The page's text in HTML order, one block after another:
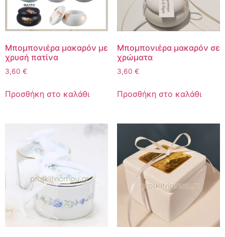
Μπομπονιέρα μακαρόν με
χρυσή πατίνα
3,60 €
Προσθήκη στο καλάθι
Μπομπονιέρα μακαρόν σε
χρώματα
3,60 €
Προσθήκη στο καλάθι